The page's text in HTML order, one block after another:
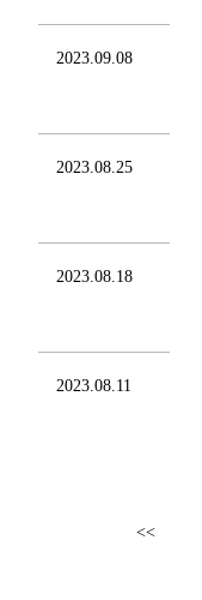
2023.09.08
2023.08.25
2023.08.18
2023.08.11
<<